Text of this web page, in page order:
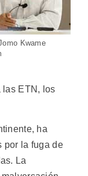
Kwame
las ETN, los
ha
por la fuga de
La